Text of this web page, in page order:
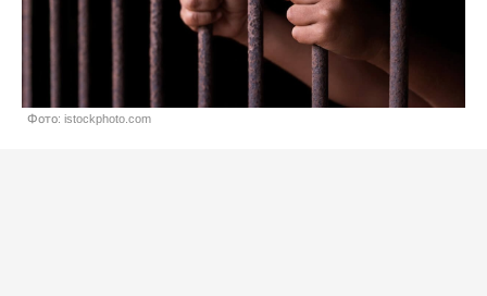
Фото: istockphoto.com